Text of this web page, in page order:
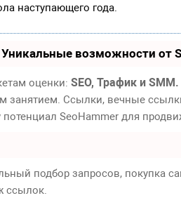
наступающего года.
возможности от
оценки:SEO, Трафик и SMM.
занятием. Ссылки, вечные
SeoHammer для
подбор запросов, покупка
ссылок.